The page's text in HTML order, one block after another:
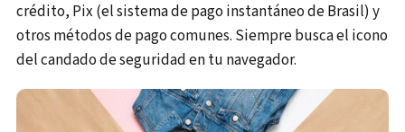
crédito, Pix (el sistema de pago instantáneo de Brasil) y
otros métodos de pago comunes. Siempre busca el icono
del candado de seguridad en tu navegador.